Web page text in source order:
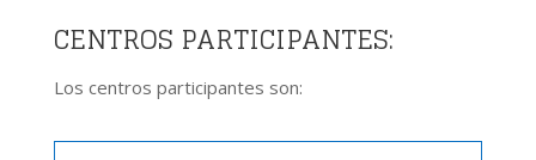
CENTROS PARTICIPANTES:
Los centros participantes son: